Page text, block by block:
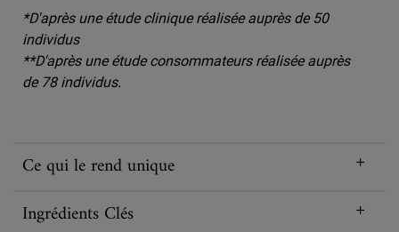
*D'après une étude clinique réalisée auprès de 50
individus
**D'après une étude consommateurs réalisée auprès
de 78 individus.
Ce qui le rend unique
Ingrédients Clés